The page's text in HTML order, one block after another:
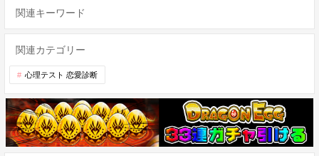
関連キーワード
関連カテゴリー
心理テスト 恋愛診断